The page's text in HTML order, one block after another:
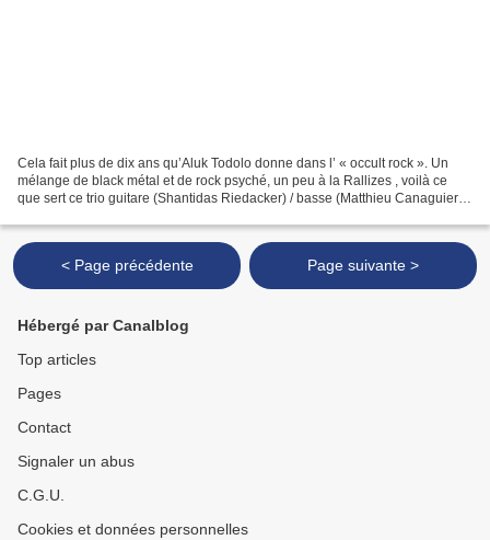
Cela fait plus de dix ans qu’Aluk Todolo donne dans l’ « occult rock ». Un
mélange de black métal et de rock psyché, un peu à la Rallizes , voilà ce
que sert ce trio guitare (Shantidas Riedacker) / basse (Matthieu Canaguier) /
< Page précédente Page suivante >
Hébergé par Canalblog
Top articles
Pages
Contact
Signaler un abus
C.G.U.
Cookies et données personnelles